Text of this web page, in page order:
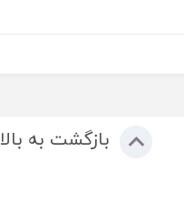
بازگشت به بالا